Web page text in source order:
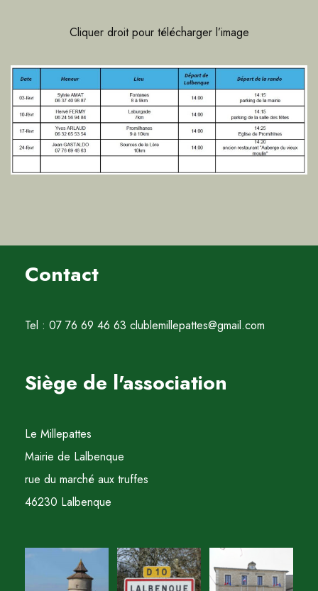
Cliquer droit pour télécharger l’image
Contact
Tel : 07 76 69 46 63 clublemillepattes@gmail.com
Siège de l'association
Le Millepattes
Mairie de Lalbenque
rue du marché aux truffes
46230 Lalbenque